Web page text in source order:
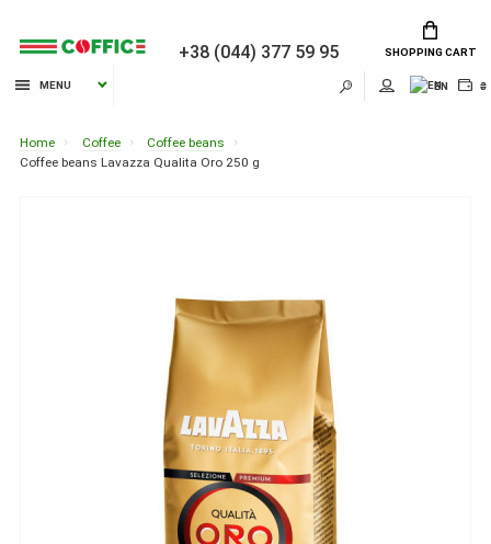
+38 (044) 377 59 95 SHOPPING CART
MENU EN ₴
Home Coffee
Coffee beans
Coffee beans Lavazza Qualita Oro 250 g